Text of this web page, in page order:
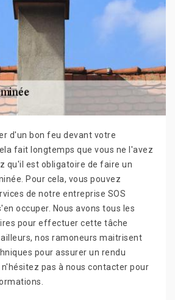
d'un bon feu devant votre
fait longtemps que vous ne l'avez
qu'il est obligatoire de faire un
Pour cela, vous pouvez
de notre entreprise SOS
occuper. Nous avons tous les
pour effectuer cette tâche
nos ramoneurs maitrisent
pour assurer un rendu
pas à nous contacter pour